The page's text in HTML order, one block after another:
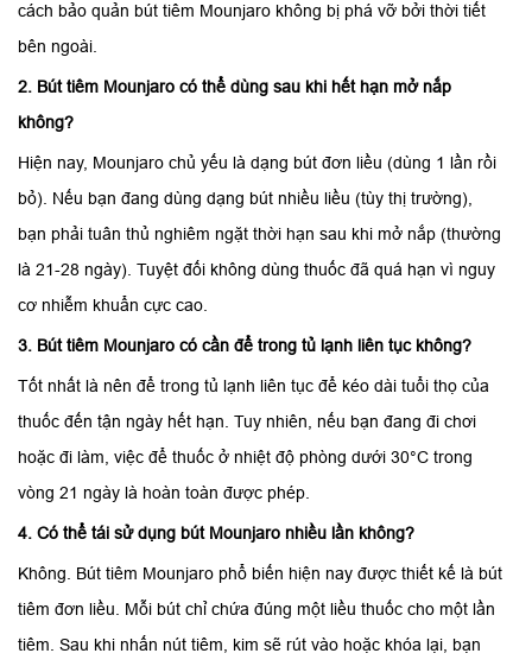
cách bảo quản bút tiêm Mounjaro không bị phá vỡ bởi thời tiết
bên ngoài.
2. Bút tiêm Mounjaro có thể dùng sau khi hết hạn mở nắp
không?
Hiện nay, Mounjaro chủ yếu là dạng bút đơn liều (dùng 1 lần rồi
bỏ). Nếu bạn đang dùng dạng bút nhiều liều (tùy thị trường),
bạn phải tuân thủ nghiêm ngặt thời hạn sau khi mở nắp (thường
là 21-28 ngày). Tuyệt đối không dùng thuốc đã quá hạn vì nguy
cơ nhiễm khuẩn cực cao.
3. Bút tiêm Mounjaro có cần để trong tủ lạnh liên tục không?
Tốt nhất là nên để trong tủ lạnh liên tục để kéo dài tuổi thọ của
thuốc đến tận ngày hết hạn. Tuy nhiên, nếu bạn đang đi chơi
hoặc đi làm, việc để thuốc ở nhiệt độ phòng dưới 30°C trong
vòng 21 ngày là hoàn toàn được phép.
4. Có thể tái sử dụng bút Mounjaro nhiều lần không?
Không. Bút tiêm Mounjaro phổ biến hiện nay được thiết kế là bút
tiêm đơn liều. Mỗi bút chỉ chứa đúng một liều thuốc cho một lần
tiêm. Sau khi nhấn nút tiêm, kim sẽ rút vào hoặc khóa lại, bạn